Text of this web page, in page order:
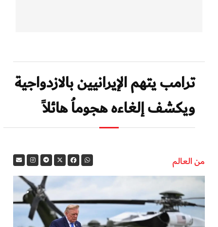
ترامب يتهم الإيرانيين بالازدواجية
ويكشف إلغاءه هجوماُ هائلاً
من العالم